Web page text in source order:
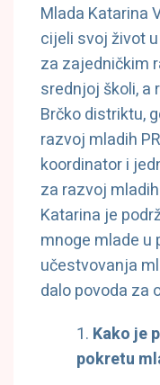
Mlada Katarina
cijeli svoj život
za zajedničkim
srednjoj školi, a
Brčko distriktu,
razvoj mladih
koordinator i
za razvoj
Katarina je
mnoge mlade u
učestvovanja
dalo povoda za
Kako je
pokretu